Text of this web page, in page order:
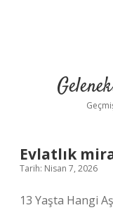
Evlatlık
Tarih: Nisan 7, 2026
13 Yaşta Hangi